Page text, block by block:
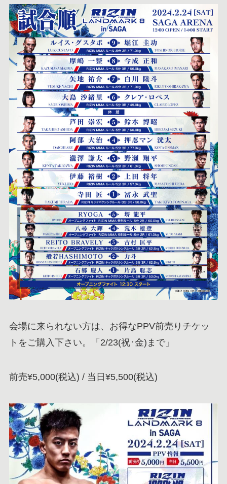
会場に来られない方は、お得なPPV前売りチケッ
トをご購入下さい。「2/23(祝･金)まで」
前売¥5,000(税込) / 当日¥5,500(税込)